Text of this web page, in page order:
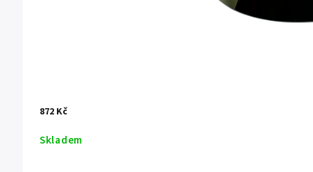
872 Kč
Skladem